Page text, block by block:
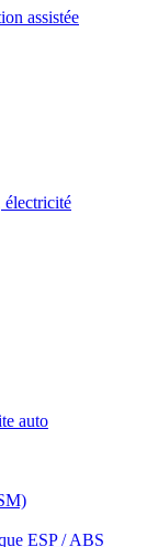
assistée
auto
ESP / ABS